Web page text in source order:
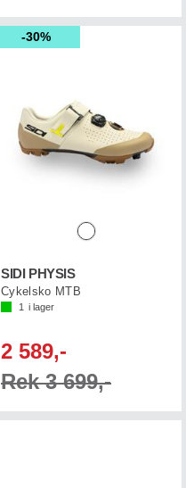
30%
SIDI PHYSIS
Cykelsko MTB
1 i lager
2 589,-
Rek 3 699,-